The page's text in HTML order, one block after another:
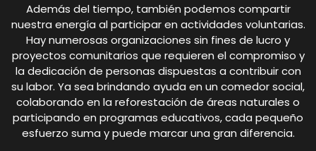
Además del tiempo, también podemos compartir
nuestra energía al participar en actividades voluntarias.
Hay numerosas organizaciones sin fines de lucro y
proyectos comunitarios que requieren el compromiso y
la dedicación de personas dispuestas a contribuir con
su labor. Ya sea brindando ayuda en un comedor social,
colaborando en la reforestación de áreas naturales o
participando en programas educativos, cada pequeño
esfuerzo suma y puede marcar una gran diferencia.